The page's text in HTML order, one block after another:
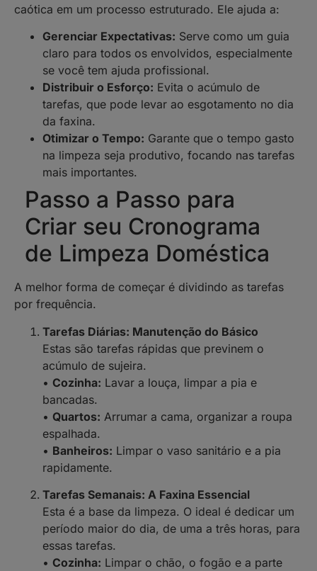
caótica em um processo estruturado. Ele ajuda a:
Gerenciar Expectativas: Serve como um guia
claro para todos os envolvidos, especialmente
se você tem ajuda profissional.
Distribuir o Esforço: Evita o acúmulo de
tarefas, que pode levar ao esgotamento no dia
da faxina.
Otimizar o Tempo: Garante que o tempo gasto
na limpeza seja produtivo, focando nas tarefas
mais importantes.
Passo a Passo para
Criar seu Cronograma
de Limpeza Doméstica
A melhor forma de começar é dividindo as tarefas
por frequência.
Tarefas Diárias: Manutenção do Básico
Estas são tarefas rápidas que previnem o
acúmulo de sujeira.
• Cozinha: Lavar a louça, limpar a pia e
bancadas.
• Quartos: Arrumar a cama, organizar a roupa
espalhada.
• Banheiros: Limpar o vaso sanitário e a pia
rapidamente.
Tarefas Semanais: A Faxina Essencial
Esta é a base da limpeza. O ideal é dedicar um
período maior do dia, de uma a três horas, para
essas tarefas.
• Cozinha: Limpar o chão, o fogão e a parte